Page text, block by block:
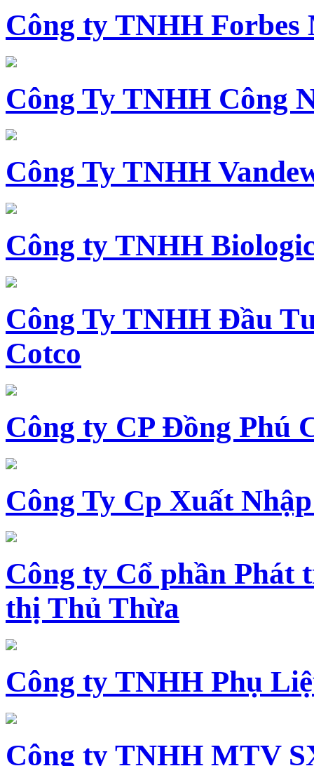
Công ty TNHH
Công Ty TNHH Công
Công Ty TNHH
Công ty TNHH
Công Ty TNHH Đầu
Cotco
Công ty CP Đồng Phú
Công Ty Cp Xuất
Công ty Cổ phần Phát
thị Thủ Thừa
Công ty TNHH Phụ
Công ty TNHH MTV